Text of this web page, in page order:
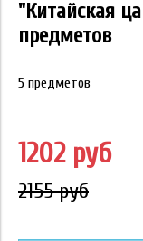
"Китайская
предметов
5 предметов
1202 руб
2155 руб